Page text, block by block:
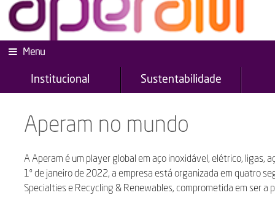
Menu
Institucional Sustentabilidade
Aperam no mundo
A Aperam é um player global em aço inoxidável, elétrico, ligas,
1º de janeiro de 2022, a empresa está organizada em quatro
Specialties e Recycling & Renewables, comprometida em ser